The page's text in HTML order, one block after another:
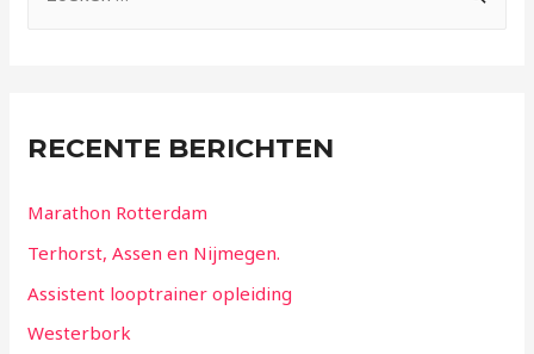
RECENTE BERICHTEN
Marathon Rotterdam
Terhorst, Assen en Nijmegen.
Assistent looptrainer opleiding
Westerbork